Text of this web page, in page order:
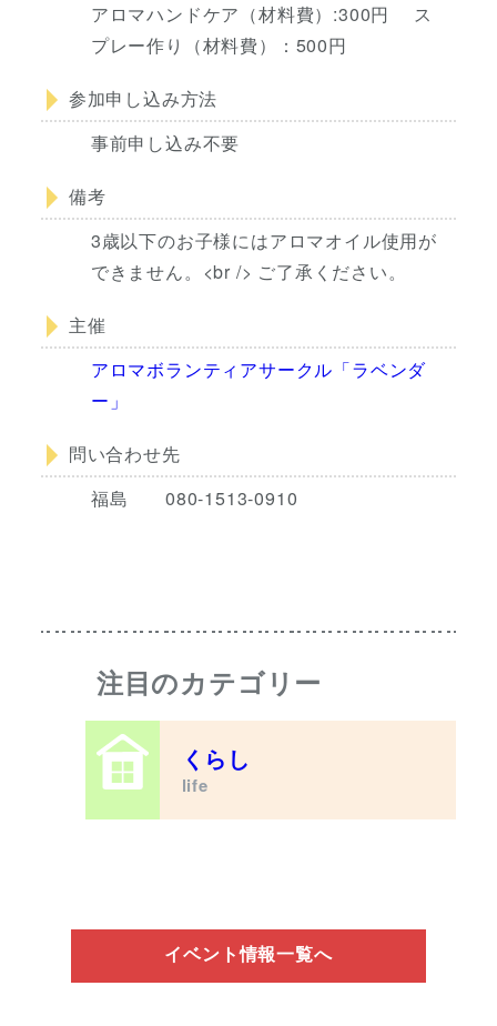
アロマハンドケア（材料費）:300円 ス
プレー作り（材料費）：500円
参加申し込み方法
事前申し込み不要
備考
3歳以下のお子様にはアロマオイル使用が
できません。<br /> ご了承ください。
主催
アロマボランティアサークル「ラベンダ
ー」
問い合わせ先
福島 080-1513-0910
注目のカテゴリー
くらし
life
イベント情報一覧へ